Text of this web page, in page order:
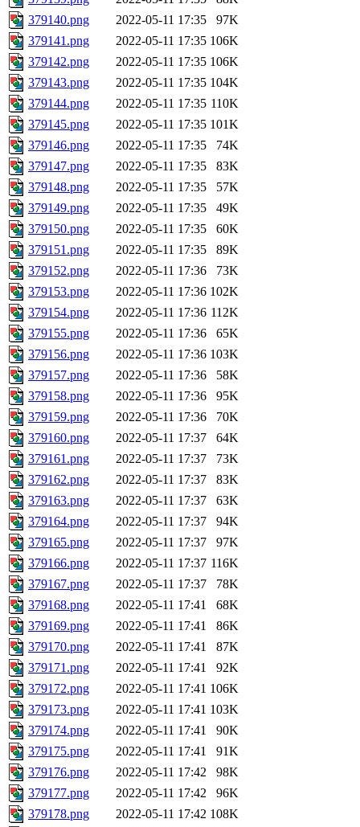
379140.png
2022-05-11 17:35
97K
379141.png
2022-05-11 17:35 106K
379142.png
2022-05-11 17:35 106K
379143.png
2022-05-11 17:35 104K
379144.png
2022-05-11 17:35 110K
379145.png
2022-05-11 17:35 101K
379146.png
2022-05-11 17:35
74K
379147.png
2022-05-11 17:35
83K
379148.png
2022-05-11 17:35
57K
379149.png
2022-05-11 17:35
49K
379150.png
2022-05-11 17:35
60K
379151.png
2022-05-11 17:35
89K
379152.png
2022-05-11 17:36
73K
379153.png
2022-05-11 17:36 102K
379154.png
2022-05-11 17:36 112K
379155.png
2022-05-11 17:36
65K
379156.png
2022-05-11 17:36 103K
379157.png
2022-05-11 17:36
58K
379158.png
2022-05-11 17:36
95K
379159.png
2022-05-11 17:36
70K
379160.png
2022-05-11 17:37
64K
379161.png
2022-05-11 17:37
73K
379162.png
2022-05-11 17:37
83K
379163.png
2022-05-11 17:37
63K
379164.png
2022-05-11 17:37
94K
379165.png
2022-05-11 17:37
97K
379166.png
2022-05-11 17:37 116K
379167.png
2022-05-11 17:37
78K
379168.png
2022-05-11 17:41
68K
379169.png
2022-05-11 17:41
86K
379170.png
2022-05-11 17:41
87K
379171.png
2022-05-11 17:41
92K
379172.png
2022-05-11 17:41 106K
379173.png
2022-05-11 17:41 103K
379174.png
2022-05-11 17:41
90K
379175.png
2022-05-11 17:41
91K
379176.png
2022-05-11 17:42
98K
379177.png
2022-05-11 17:42
96K
379178.png
2022-05-11 17:42 108K